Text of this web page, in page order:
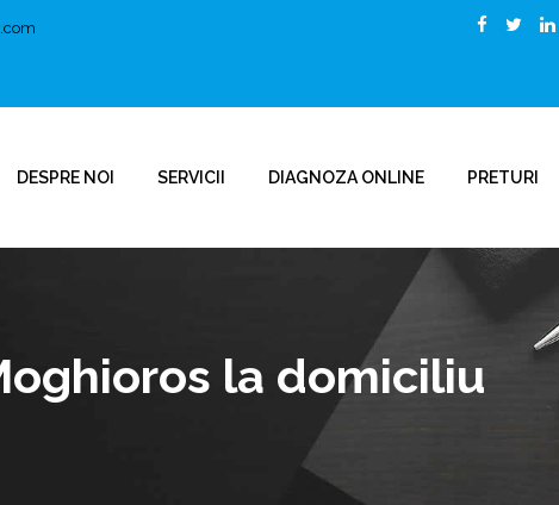
DESPRE NOI SERVICII DIAGNOZA ONLINE PRETURI
la domiciliu